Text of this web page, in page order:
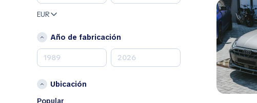
Mercedes-Benz
MINI
Nissan
Peugeot
Porsche
EUR
Año de fabricación
Ubicación
Popular